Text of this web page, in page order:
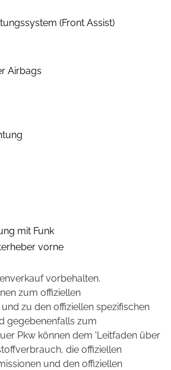
(Front Assist)
Airbags
mit Funk
vorne
vorbehalten.
zum offiziellen
zu den offiziellen spezifischen
gegebenenfalls zum
Pkw können dem 'Leitfaden über
die offiziellen
und den offiziellen